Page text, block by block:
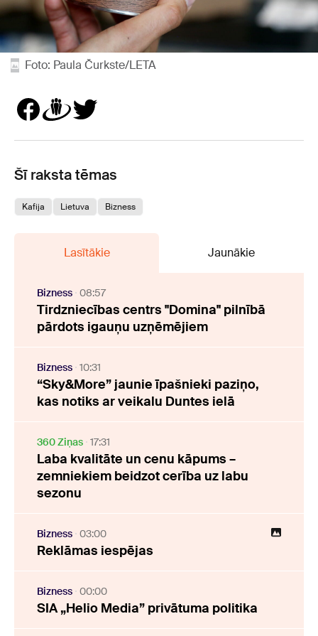
Foto: Paula Čurkste/LETA
Šī raksta tēmas
Kafija Lietuva Bizness
Lasītākie Jaunākie
Bizness 08:57
Tirdzniecības centrs "Domina" pilnībā
pārdots igauņu uzņēmējiem
Bizness 10:31
“Sky&More” jaunie īpašnieki paziņo,
kas notiks ar veikalu Duntes ielā
360 Ziņas 17:31
Laba kvalitāte un cenu kāpums –
zemniekiem beidzot cerība uz labu
sezonu
Bizness 03:00
Reklāmas iespējas
Bizness 00:00
SIA „Helio Media” privātuma politika